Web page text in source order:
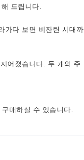
드립니다.
가다 보면 비잔틴 시대까
어졌습니다. 두 개의 주
매하실 수 있습니다.